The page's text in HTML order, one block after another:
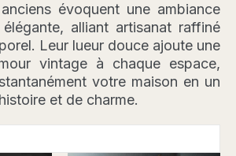
évoquent une ambiance
alliant artisanat raffiné
Leur lueur douce ajoute une
vintage à chaque espace,
votre maison en un
et de charme.